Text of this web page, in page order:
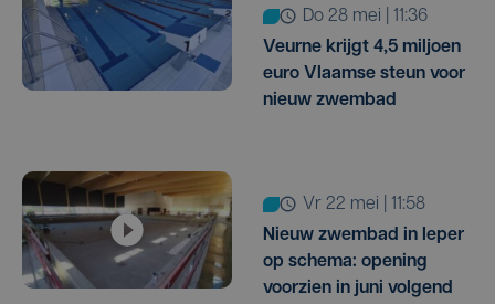
do 28 mei | 11:36
Veurne krijgt 4,5 miljoen
euro Vlaamse steun voor
nieuw zwembad
vr 22 mei | 11:58
Nieuw zwembad in Ieper
op schema: opening
voorzien in juni volgend